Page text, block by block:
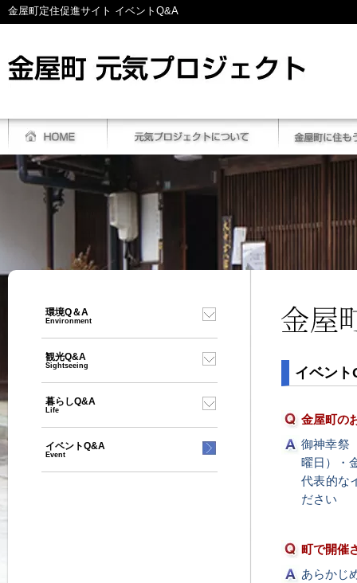
金屋町定住促進サイト イベントQ&A
環境Q＆A
Environment
観光Q&A
Sightseeing
暮らしQ&A
Life
イベントQ&A
Event
イベント
金屋町の
御神幸祭
曜日）・
代表的な
ださい
町で開催
あらかじ